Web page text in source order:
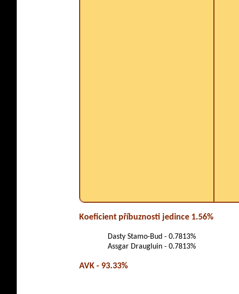
Koeficient příbuznosti jedince 1.56%
Dasty Stamo-Bud - 0.7813%
Assgar Draugluin - 0.7813%
AVK - 93.33%